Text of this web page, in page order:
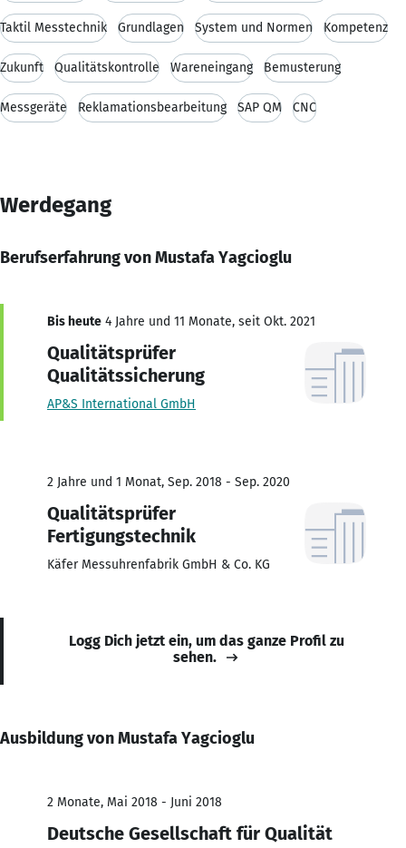
Taktil Messtechnik Grundlagen System und Normen Kompetenz
Zukunft Qualitätskontrolle Wareneingang Bemusterung
Messgeräte Reklamationsbearbeitung SAP QM CNC
Werdegang
Berufserfahrung von Mustafa Yagcioglu
Bis heute 4 Jahre und 11 Monate, seit Okt. 2021
Qualitätsprüfer
Qualitätssicherung
AP&S International GmbH
2 Jahre und 1 Monat, Sep. 2018 - Sep. 2020
Qualitätsprüfer
Fertigungstechnik
Käfer Messuhrenfabrik GmbH & Co. KG
Logg Dich jetzt ein, um das ganze Profil zu
sehen.
Ausbildung von Mustafa Yagcioglu
2 Monate, Mai 2018 - Juni 2018
Deutsche Gesellschaft für Qualität